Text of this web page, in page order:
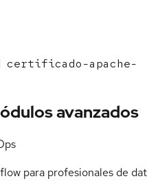
certificado-apache-
avanzados
para profesionales de